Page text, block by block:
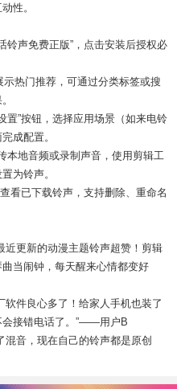
性。
铃声免费正版”，点击安装后授权必
热门推荐，可通过分类标签或搜
置”按钮，选择应用场景（如来电铃
成配置。
本地音频或录制声音，使用剪辑工
为铃声。
看已下载铃声，支持删除、重命名
近更新的动漫主题铃声超赞！剪辑
当闹钟，每天醒来心情都变好
软件良心多了！给家人手机也装了
会接错电话了。”——用户B
混音，现在自己的铃声都是原创